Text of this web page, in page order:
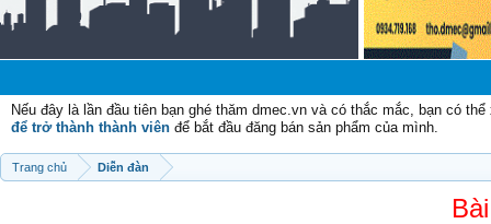
Nếu đây là lần đầu tiên bạn ghé thăm dmec.vn và có thắc mắc, bạn có
để trở thành thành viên để bắt đầu đăng bán sản phẩm của mình.
Trang chủ Diễn đàn